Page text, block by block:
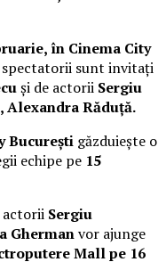
în Cinema City
sunt invitați
și de actorii Sergiu
Alexandra Răduță.
București găzduiește o
echipe pe 15
actorii Sergiu
Ghermanvor ajunge
Mall pe 16